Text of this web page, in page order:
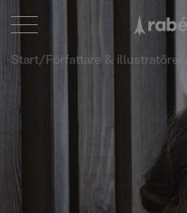
Start/Författare & illustratörer